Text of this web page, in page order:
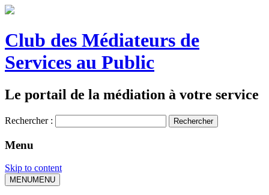
Club des Médiateurs de
Services au Public
Le portail de la médiation à votre service
Rechercher :
Menu
Skip to content
MENUMENU